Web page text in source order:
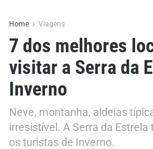
Home Viagens
7 dos melhores
visitar a Serra da
Inverno
Neve, montanha, aldeias
irresistível. A Serra da
os turistas de Inverno.